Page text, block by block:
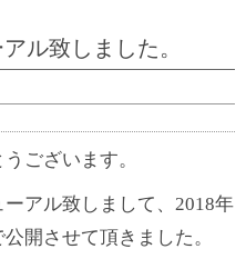
ル致しました。
ございます。
アル致しまして、2018年
開させて頂きました。